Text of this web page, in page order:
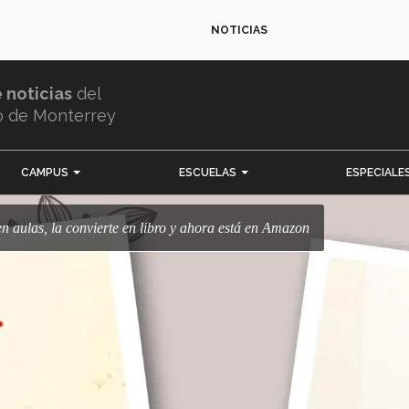
NOTICIAS
noticias del
de Monterrey
CAMPUS ESCUELAS
en aulas, la convierte en libro y ahora está en Amazon